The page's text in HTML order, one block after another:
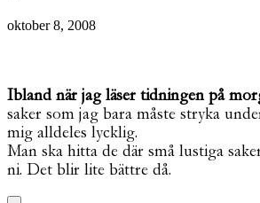
oktober 8, 2008
Ibland när jag läser tidningen på
saker som jag bara måste stryka
mig alldeles lycklig.
Man ska hitta de där små lustiga
ni. Det blir lite bättre då.